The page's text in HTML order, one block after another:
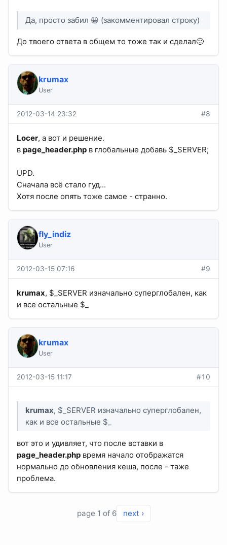
Да, просто забил 😀 (закомментировал строку)
До твоего ответа в общем то тоже так и сделал🙂
krumax
User
2012-03-14 23:32 #8
Locer, а вот и решение.
в page_header.php в глобальные добавь $_SERVER;
UPD.
Сначала всё стало гуд...
Хотя после опять тоже самое - странно.
fly_indiz
User
2012-03-15 07:16 #9
krumax, $_SERVER изначально суперглобален, как
и все остальные $_
krumax
User
2012-03-15 11:17 #10
krumax, $_SERVER изначально суперглобален,
как и все остальные $_
вот это и удивляет, что после вставки в
page_header.php время начало отображатся
нормально до обновления кеша, после - таже
проблема.
page 1 of 6 next ›